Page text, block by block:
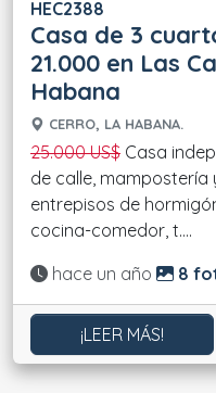
HEC2388
Casa de 3
21.000 en Las
Habana
CERRO, LA HABANA.
25.000 US$ Casa
de calle, mampostería
entrepisos de
cocina-comedor, t....
Actualizado:
hace un año 8
¡LEER MÁS!